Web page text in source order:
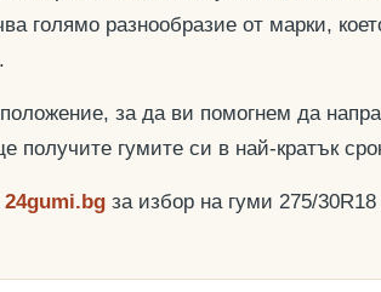
голямо разнообразие от марки,
за да ви помогнем да
получите гумите си в най-кратък
24gumi.bg за избор на гуми 275/